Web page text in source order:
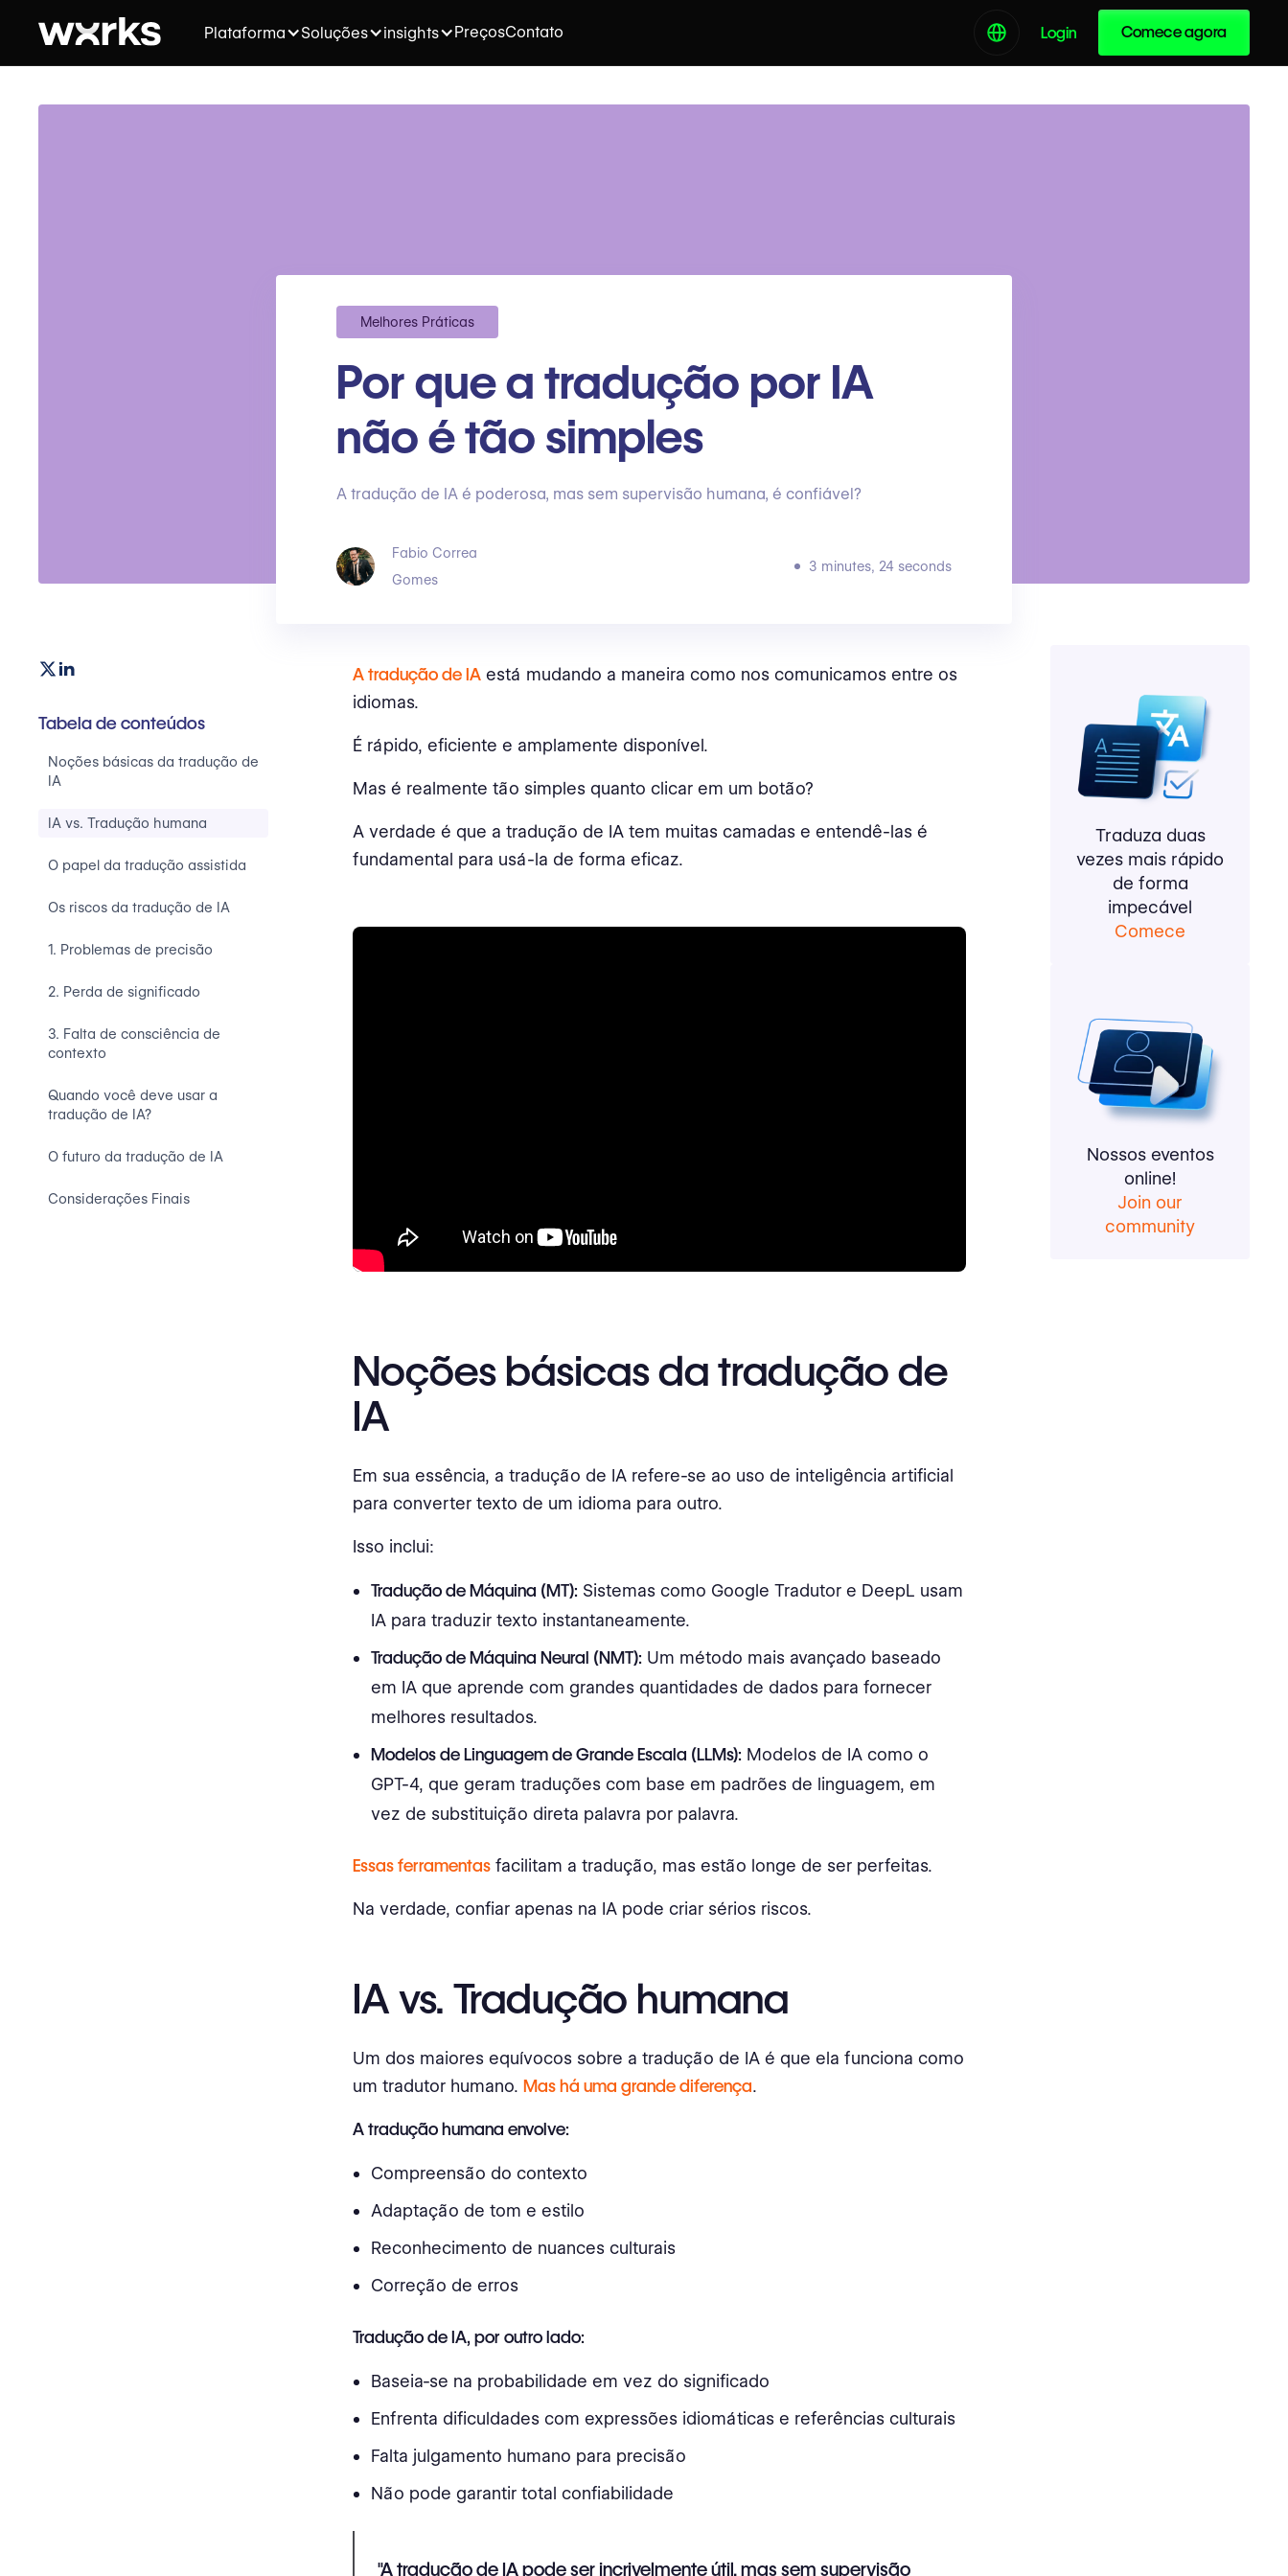
Plataforma Soluções insights PreçosContato Login Comece agora
Melhores Práticas
Por que a tradução por IA
não é tão simples
A tradução de IA é poderosa, mas sem supervisão humana, é confiável?
Fabio Correa
Gomes
3 minutes, 24 seconds
Tabela de conteúdos
Noções básicas da tradução de
IA
IA vs. Tradução humana
O papel da tradução assistida
Os riscos da tradução de IA
1. Problemas de precisão
2. Perda de significado
3. Falta de consciência de
contexto
Quando você deve usar a
tradução de IA?
O futuro da tradução de IA
Considerações Finais
A tradução de IA está mudando a maneira como nos comunicamos entre os
idiomas.
É rápido, eficiente e amplamente disponível.
Mas é realmente tão simples quanto clicar em um botão?
A verdade é que a tradução de IA tem muitas camadas e entendê-las é
fundamental para usá-la de forma eficaz.
Noções básicas da tradução de
IA
Em sua essência, a tradução de IA refere-se ao uso de inteligência artificial
para converter texto de um idioma para outro.
Isso inclui:
Tradução de Máquina (MT): Sistemas como Google Tradutor e DeepL usam
IA para traduzir texto instantaneamente.
Tradução de Máquina Neural (NMT): Um método mais avançado baseado
em IA que aprende com grandes quantidades de dados para fornecer
melhores resultados.
Modelos de Linguagem de Grande Escala (LLMs): Modelos de IA como o
GPT-4, que geram traduções com base em padrões de linguagem, em
vez de substituição direta palavra por palavra.
Essas ferramentas facilitam a tradução, mas estão longe de ser perfeitas.
Na verdade, confiar apenas na IA pode criar sérios riscos.
IA vs. Tradução humana
Um dos maiores equívocos sobre a tradução de IA é que ela funciona como
um tradutor humano. Mas há uma grande diferença.
A tradução humana envolve:
Compreensão do contexto
Adaptação de tom e estilo
Reconhecimento de nuances culturais
Correção de erros
Tradução de IA, por outro lado:
Baseia-se na probabilidade em vez do significado
Enfrenta dificuldades com expressões idiomáticas e referências culturais
Falta julgamento humano para precisão
Não pode garantir total confiabilidade
"A tradução de IA pode ser incrivelmente útil, mas sem supervisão
Traduza duas
vezes mais rápido
de forma
impecável
Comece
Nossos eventos
online!
Join our
community